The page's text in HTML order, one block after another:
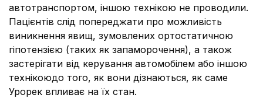
автотранспортом, іншою технікою не проводили.
Пацієнтів слід попереджати про можливість
виникнення явищ, зумовлених ортостатичною
гіпотензією (таких як запаморочення), а також
застерігати від керування автомобілем або іншою
технікоюдо того, як вони дізнаються, як саме
Урорек впливає на їх стан.